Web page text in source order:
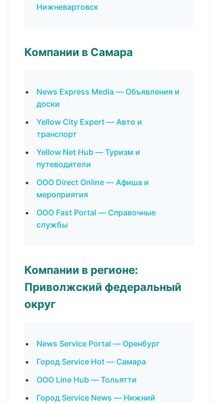
Нижневартовск
Компании в Самара
News Express Media — Объявления и
доски
Yellow City Expert — Авто и
транспорт
Yellow Net Hub — Туризм и
путеводители
ООО Direct Online — Афиша и
мероприятия
ООО Fast Portal — Справочные
службы
Компании в регионе:
Приволжский федеральный
округ
News Service Portal — Оренбург
Город Service Hot — Самара
ООО Line Hub — Тольятти
Город Service News — Нижний